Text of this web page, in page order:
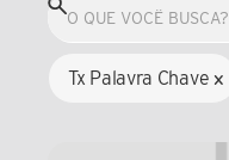
Tx Palavra Chave x